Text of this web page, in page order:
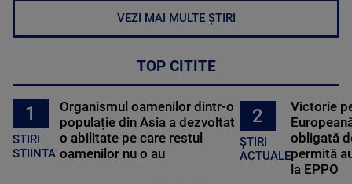
VEZI MAI MULTE ȘTIRI
TOP CITITE
1
STIRI
STIINTA
Organismul oamenilor dintr-o
populație din Asia a dezvoltat
o abilitate pe care restul
oamenilor nu o au
2
ȘTIRI
ACTUALE
Victorie
obligată
permită
la EPPO